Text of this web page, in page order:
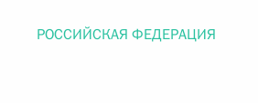
РОССИЙСКАЯ ФЕДЕРАЦИЯ